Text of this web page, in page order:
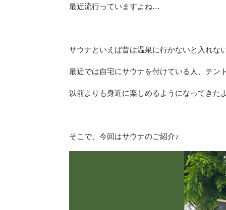
最近流行っていますよね…
サウナといえば昔は温泉に行かないと入れな
最近では自宅にサウナを付けている人、テン
以前よりも身近に楽しめるようになってきた
そこで、今回はサウナのご紹介♪